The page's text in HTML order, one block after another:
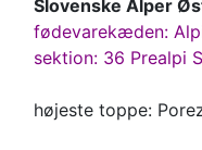
Slovenske Alper
fødevarekæden:
sektion: 36 Prealpi
højeste toppe: